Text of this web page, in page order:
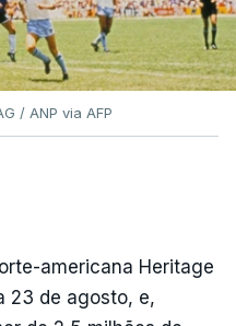
/ ANP via AFP
americana Heritage
23 de agosto, e,